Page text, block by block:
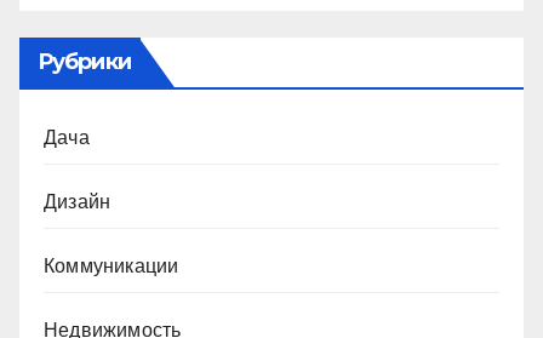
Рубрики
Дача
Дизайн
Коммуникации
Недвижимость